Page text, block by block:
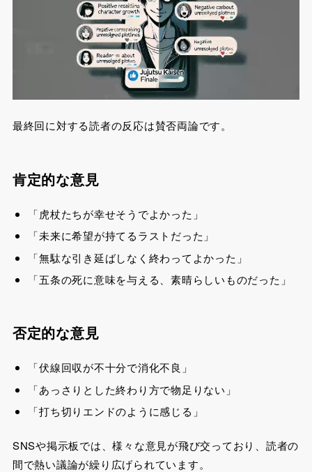
最終回に対する読者の反応は賛否両論です。
肯定的な意見
「虎杖たちが幸せそうでよかった」
「未来に希望が持てるラストだった」
「無駄な引き延ばしなく終わってよかった」
「五条の死に意味を与える、素晴らしいものだった」
否定的な意見
「伏線回収が不十分で消化不良」
「あっさりとした終わり方で物足りない」
「打ち切りエンドのように感じる」
SNSや掲示板では、様々な意見が飛び交っており、読者の
間で熱い議論が繰り広げられています。